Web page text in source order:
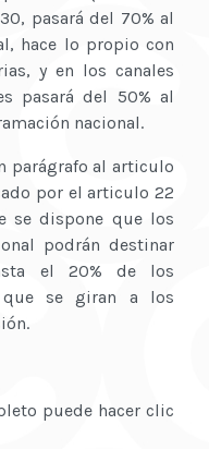
pasará del 70% al
hace lo propio con
y en los canales
pasará del 50% al
nacional.
parágrafo al articulo
por el articulo 22
se dispone que los
podrán destinar
el 20% de los
que se giran a los
puede hacer clic